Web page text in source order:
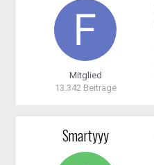
Mitglied
13.342 Beiträge
Smartyyy